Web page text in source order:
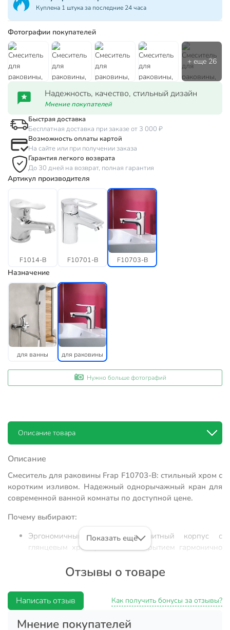
Куплена 1 штука за последние 24 часа
Фотографии покупателей
Надежность, качество, стильный дизайн
Мнение покупателей
Быстрая доставка
Бесплатная доставка при заказе от 3 000 ₽
Возможность оплаты картой
На сайте или при получении заказа
Гарантия легкого возврата
До 30 дней на возврат, полная гарантия
Артикул производителя
F1014-B F10701-B F10703-B
Назначение
для ванны для раковины
Нужно больше фотографий
Описание товара
Описание
Смеситель для раковины Frap F10703-B: стильный хром с
коротким изливом. Надежный однорычажный кран для
современной ванной комнаты по доступной цене.
Почему выбирают:
Эргономичный дизайн: монолитный корпус с
глянцевым хромированным покрытием гармонично
очищается от налета.
керамический картридж, который обеспечивает
плавный ход рычага и точную настройку
температуры воды на протяжении всего срока
Показать ещё
Отзывы о товаре
Написать отзыв Как получить бонусы за отзывы?
Мнение покупателей